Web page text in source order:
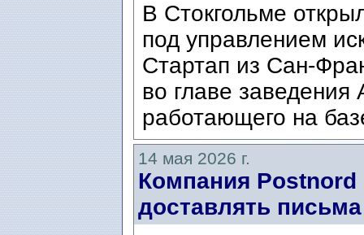
В Стокгольме
под управлением
Стартап из Сан-
во главе
работающего на
14 мая 2026 г.
Компания
доставлять письма